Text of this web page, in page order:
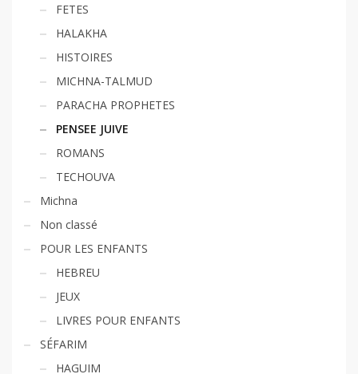
FETES
HALAKHA
HISTOIRES
MICHNA-TALMUD
PARACHA PROPHETES
PENSEE JUIVE
ROMANS
TECHOUVA
Michna
Non classé
POUR LES ENFANTS
HEBREU
JEUX
LIVRES POUR ENFANTS
SÉFARIM
HAGUIM